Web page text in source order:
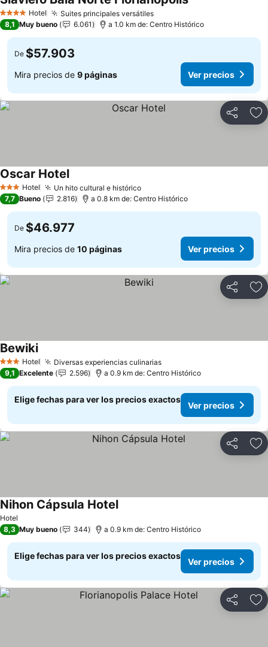
4 EstrellasHotel Suites principales versátilesVer precios
Ver precios
8,1 Muy bueno 6.061 a 1.0 km de: Centro Histórico
De $57.903
Mira precios de 9 páginas Ver precios
Compartir
3 Estrellas
Hotel Un hito cultural e históricoVer precios
Oscar HotelVer precios
7,7 Bueno 2.816 a 0.8 km de: Centro Histórico
De $46.977
Mira precios de 10 páginas Ver precios
Compartir
3 Estrellas
Hotel Diversas experiencias culinariasVer precios
BewikiVer precios
9,1 Excelente 2.596 a 0.9 km de: Centro Histórico
Elige fechas para ver los precios exactos
Ver precios
Compartir
Hotel
Nihon Cápsula HotelVer precios
8,3 Muy bueno 344 a 0.9 km de: Centro Histórico
Elige fechas para ver los precios exactos
Ver precios
Compartir